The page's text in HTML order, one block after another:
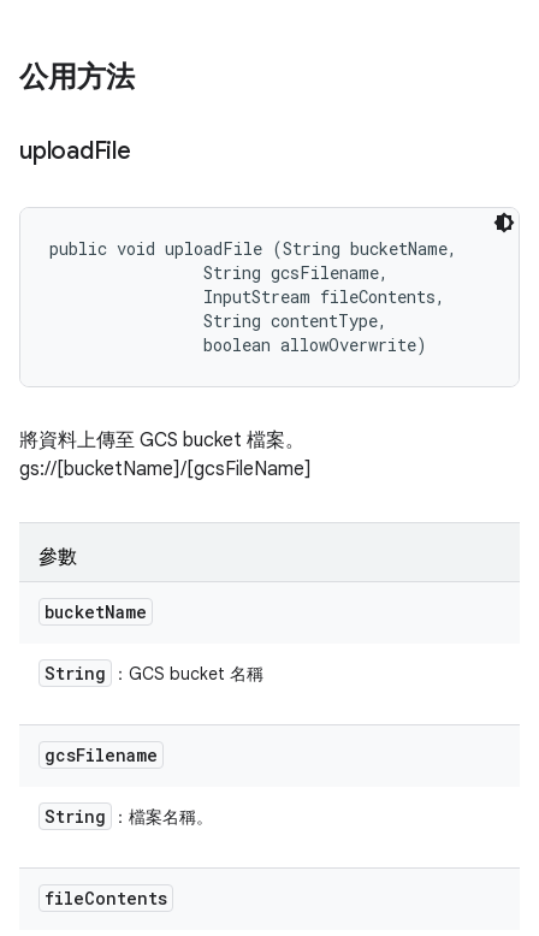
公用方法
uploadFile
public void uploadFile (String bucketName,
                String gcsFilename,
                InputStream fileContents,
                String contentType,
                boolean allowOverwrite)
將資料上傳至 GCS bucket 檔案。
gs://[bucketName]/[gcsFileName]
參數
bucketName
String ：GCS bucket 名稱
gcsFilename
String ：檔案名稱。
fileContents